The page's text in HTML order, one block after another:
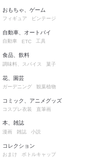
おもちゃ、ゲーム
フィギュア ビンテージ
自動車、オートバイ
自動車 ETC 工具
食品、飲料
調味料、スパイス 菓子
花、園芸
ガーデニング 観葉植物
コミック、アニメグッズ
コスプレ衣装 直筆画
本、雑誌
漫画 雑誌 小説
コレクション
おまけ ボトルキャップ